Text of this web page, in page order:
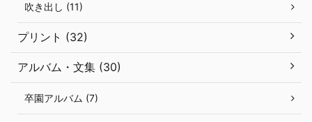
吹き出し (11)
プリント (32)
アルバム・文集 (30)
卒園アルバム (7)